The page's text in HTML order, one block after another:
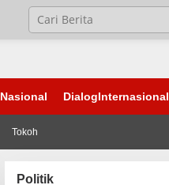
DialogInternasional
Tokoh
Politik